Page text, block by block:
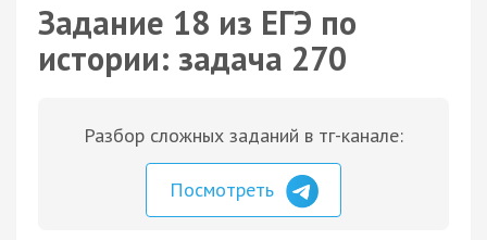
Задание 18 из ЕГЭ по
истории: задача 270
Разбор сложных заданий в тг-канале:
Посмотреть